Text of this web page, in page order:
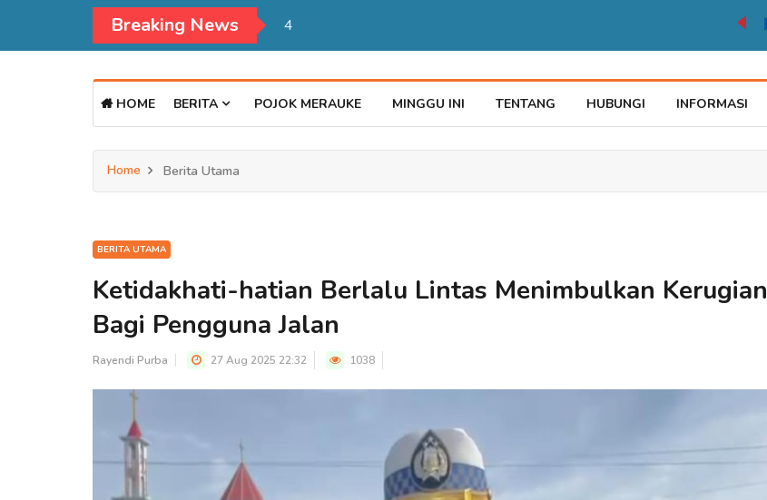
Breaking News Kadisdukcapil Merauke Tegaskan Pelayana KTP Sesuai SOP
HOME BERITA POJOK MERAUKE MINGGU INI TENTANG HUBUNGI INFORMASI
Home Berita Utama
BERITA UTAMA
Ketidakhati-hatian Berlalu Lintas Menimbulkan Kerugian
Bagi Pengguna Jalan
Rayendi Purba 27 Aug 2025 22:32 1038